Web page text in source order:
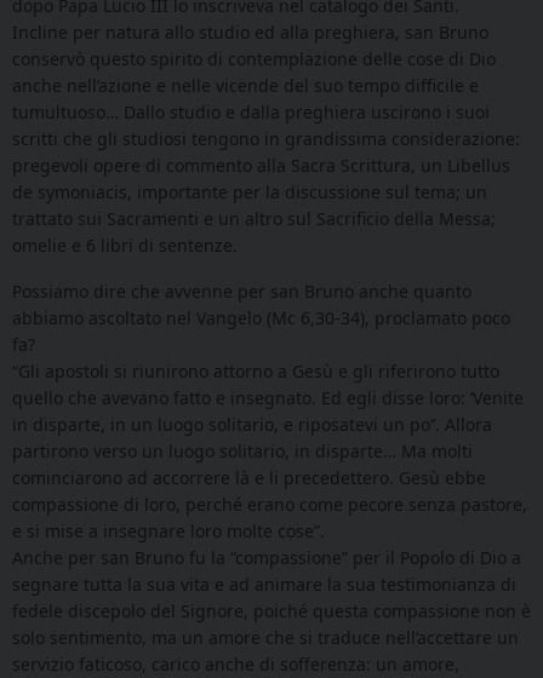
dopo Papa Lucio III lo inscriveva nel catalogo dei Santi.
Incline per natura allo studio ed alla preghiera, san Bruno
conservò questo spirito di contemplazione delle cose di Dio
anche nell’azione e nelle vicende del suo tempo difficile e
tumultuoso… Dallo studio e dalla preghiera uscirono i suoi
scritti che gli studiosi tengono in grandissima considerazione:
pregevoli opere di commento alla Sacra Scrittura, un Libellus
de symoniacis, importante per la discussione sul tema; un
trattato sui Sacramenti e un altro sul Sacrificio della Messa;
omelie e 6 libri di sentenze.
Possiamo dire che avvenne per san Bruno anche quanto
abbiamo ascoltato nel Vangelo (Mc 6,30-34), proclamato poco
fa?
“Gli apostoli si riunirono attorno a Gesù e gli riferirono tutto
quello che avevano fatto e insegnato. Ed egli disse loro: ‘Venite
in disparte, in un luogo solitario, e riposatevi un po’’. Allora
partirono verso un luogo solitario, in disparte… Ma molti
cominciarono ad accorrere là e li precedettero. Gesù ebbe
compassione di loro, perché erano come pecore senza pastore,
e si mise a insegnare loro molte cose”.
Anche per san Bruno fu la “compassione” per il Popolo di Dio a
segnare tutta la sua vita e ad animare la sua testimonianza di
fedele discepolo del Signore, poiché questa compassione non è
solo sentimento, ma un amore che si traduce nell’accettare un
servizio faticoso, carico anche di sofferenza: un amore,